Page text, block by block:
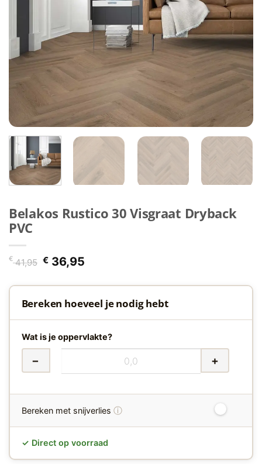
Belakos Rustico 30 Visgraat Dryback
PVC
€41,95 Oorspronkelijke
prijs
was:
€ 41,95.
€36,95Huidige
is:
€ 36,95.
Bereken hoeveel je nodig hebt
Wat is je oppervlakte?
− +
Bereken met snijverlies ⓘ
✓ Direct op voorraad